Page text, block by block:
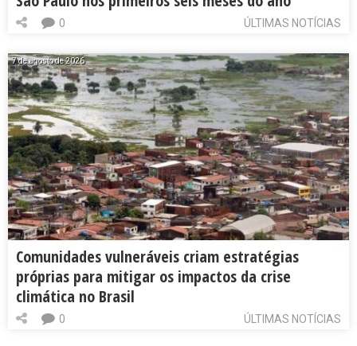
ÚLTIMAS NOTÍCIAS
0
7 de agosto de 2026
Comunidades vulneráveis criam estratégias
próprias para mitigar os impactos da crise
climática no Brasil
ÚLTIMAS NOTÍCIAS
0